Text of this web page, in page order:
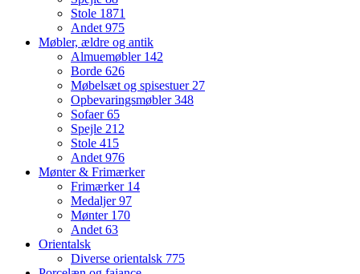
Stole 1871
Andet 975
Møbler, ældre og antik
Almuemøbler 142
Borde 626
Møbelsæt og spisestuer 27
Opbevaringsmøbler348
Sofaer65
Spejle 212
Stole 415
Andet 976
Mønter & Frimærker
Frimærker 14
Medaljer97
Mønter 170
Andet 63
Orientalsk
Diverse orientalsk 775